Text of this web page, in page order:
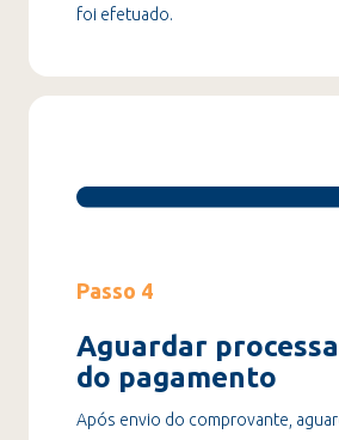
foi efetuado.
Passo 4
Aguardar
do pagamento
Após envio do comprovante,